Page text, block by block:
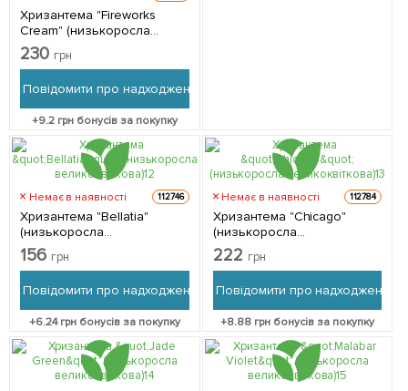
Хризантема "Fireworks
Cream" (низькоросла
великоквіткова) 1
саджанець в упаковці
230 грн
Повідомити про надходження
+9.2 грн бонусів за покупку
Немає в наявності 112746
Хризантема "Bellatia"
(низькоросла
великоквіткова) 1
саджанець в упаковці
156 грн
Повідомити про надходження
+6.24грн бонусів за покупку
Немає в наявності 112784
Хризантема "Chicago"
(низькоросла
великоквіткова) 1
саджанець в упаковці
222 грн
Повідомити про надходження
+8.88 грн бонусів за покупку